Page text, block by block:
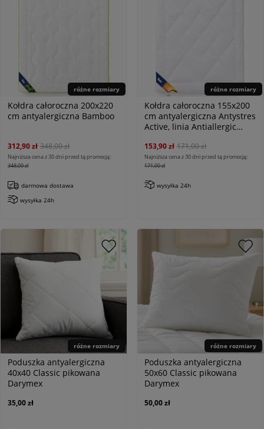
różne rozmiary
Kołdra całoroczna 200x220
cm antyalergiczna Bamboo
312,90 zł 348,00 zł
Najniższa cena z 30 dni przed tą promocją:
348,00 zł
darmowa dostawa
wysyłka 24h
różne rozmiary
Kołdra całoroczna 155x200
cm antyalergiczna Antystres
Active, linia Antiallergic
153,90 zł 171,00 zł
Najniższa cena z 30 dni przed tą promocją:
171,00 zł
wysyłka 24h
różne rozmiary
Poduszka antyalergiczna
40x40 Classic pikowana
Darymex
35,00 zł
różne rozmiary
Poduszka antyalergiczna
50x60 Classic pikowana
Darymex
50,00 zł